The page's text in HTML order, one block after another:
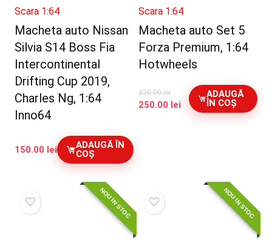
Scara 1:64
Macheta auto Nissan
Silvia S14 Boss Fia
Intercontinental
Drifting Cup 2019,
Charles Ng, 1:64
Inno64
150.00 lei
ADAUGĂ ÎN
COȘ
Scara 1:64
Macheta auto Set 5
Forza Premium, 1:64
Hotwheels
320.00lei
Prețul
250.00 lei Prețul
ADAUGĂ
ÎN COȘ
NOU IN STOC NOU IN STOC